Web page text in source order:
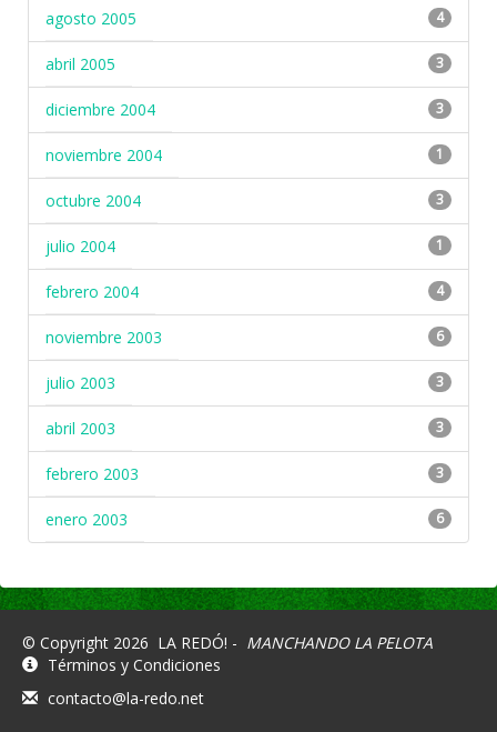
agosto 2005 4
abril 2005 3
diciembre 2004 3
noviembre 2004 1
octubre 2004 3
julio 2004 1
febrero 2004 4
noviembre 2003 6
julio 2003 3
abril 2003 3
febrero 2003 3
enero 2003 6
© Copyright 2026 LA REDÓ! - MANCHANDO LA PELOTA
Términos y Condiciones
contacto@la-redo.net